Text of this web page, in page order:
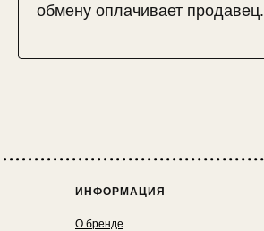
обмену оплачивает продавец.
ИНФОРМАЦИЯ
О бренде